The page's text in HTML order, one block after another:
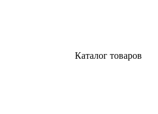
Каталог товаров